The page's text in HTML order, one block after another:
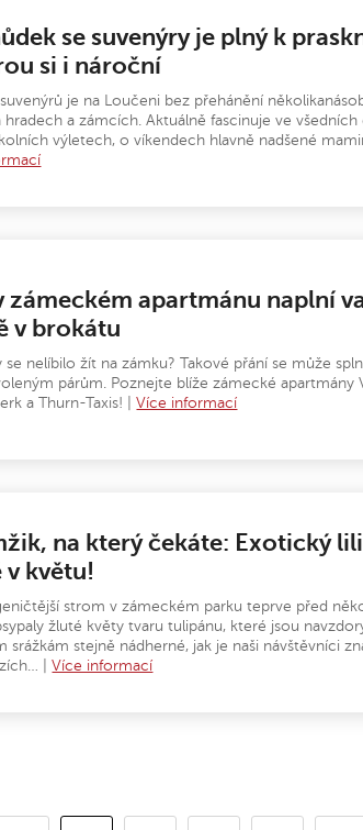
se suvenýry je plný k
si i nároční
je na Loučeni bez přehánění
hradech a zámcích. Aktuálně fascinuje ve
výletech, o víkendech hlavně nadšené
zámeckém apartmánu naplní
v brokátu
se nelíbilo žít na zámku? Takové přání se může
párům. Poznejte blíže zámecké apartmány
a Thurn-Taxis! |Více informací
na který čekáte: Exotický
v květu!
strom v zámeckém parku teprve před
žluté květy tvaru tulipánu, které jsou
srážkám stejně nádherné, jak je naši návštěvníci
|Více informací